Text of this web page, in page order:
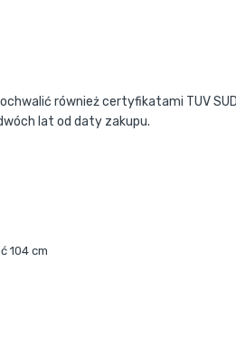
również certyfikatami TUV
lat od daty zakupu.
104 cm